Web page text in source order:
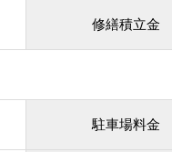
修繕積立金
駐車場料金